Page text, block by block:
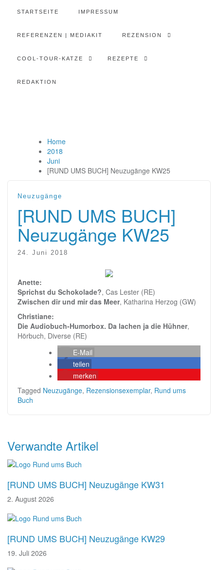
STARTSEITE IMPRESSUM
REFERENZEN | MEDIAKIT REZENSION
COOL-TOUR-KATZE REZEPTE
REDAKTION
Home
2018
Juni
[RUND UMS BUCH] Neuzugänge KW25
Neuzugänge
[RUND UMS BUCH]
Neuzugänge KW25
24. Juni 2018
Anette:
Sprichst du Schokolade?, Cas Lester (RE)
Zwischen dir und mir das Meer, Katharina Herzog (GW)
Christiane:
Die Audiobuch-Humorbox. Da lachen ja die Hühner,
Hörbuch, Diverse (RE)
E-Mail
teilen
merken
Tagged Neuzugänge, Rezensionsexemplar, Rund ums
Buch
Verwandte Artikel
[RUND UMS BUCH] Neuzugänge KW31
2. August 2026
[RUND UMS BUCH] Neuzugänge KW29
19. Juli 2026
Beitragsnavigation